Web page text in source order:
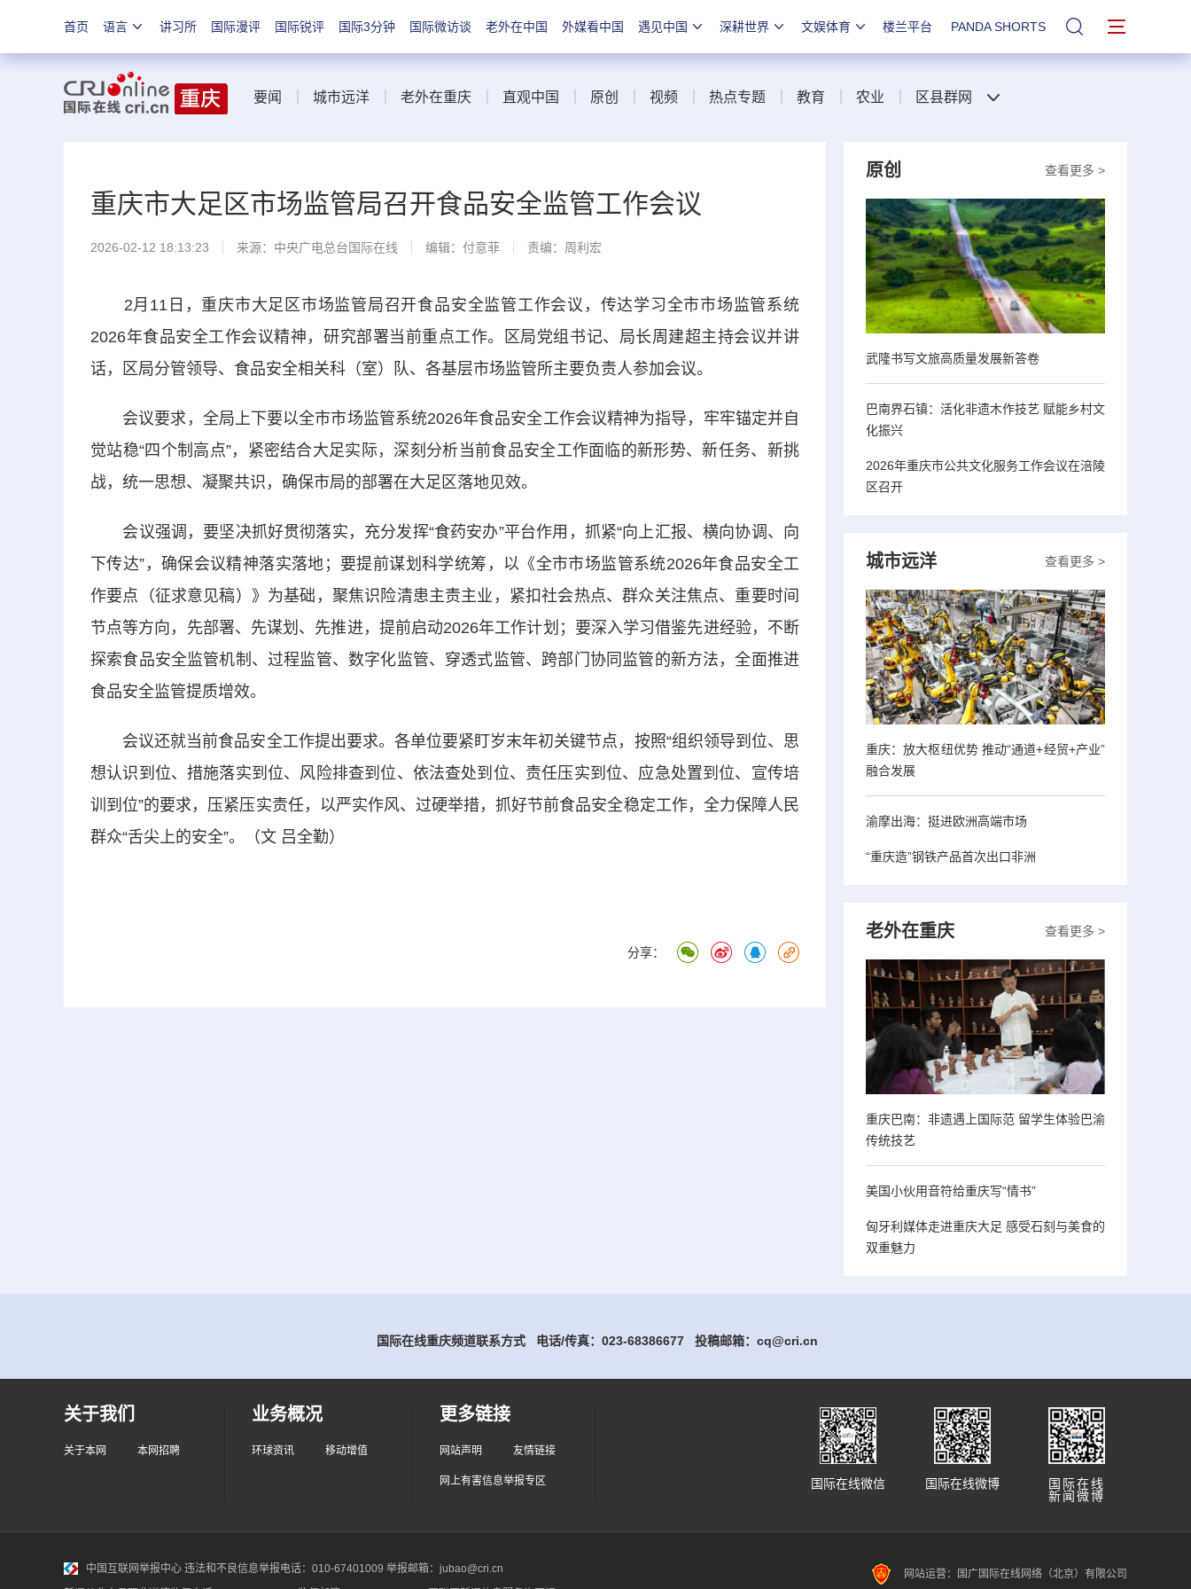
首页 语言 讲习所 国际漫评 国际锐评 国际3分钟 国际微访谈 老外在中国 外媒看中国 遇见中国 深耕世界 文娱体育 楼兰平台 PANDA SHORTS 站内搜索
要闻 城市远洋 老外在重庆 直观中国 原创 视频 热点专题 教育 农业 区县群网
重庆市大足区市场监管局召开食品安全监管工作会议
2026-02-12 18:13:23 来源：中央广电总台国际在线 编辑：付意菲 责编：周利宏
2月11日，重庆市大足区市场监管局召开食品安全监管工作会议，传达学习全市市场监管系统
2026年食品安全工作会议精神，研究部署当前重点工作。区局党组书记、局长周建超主持会议并讲
话，区局分管领导、食品安全相关科（室）队、各基层市场监管所主要负责人参加会议。
会议要求，全局上下要以全市市场监管系统2026年食品安全工作会议精神为指导，牢牢锚定并自
觉站稳“四个制高点”，紧密结合大足实际，深刻分析当前食品安全工作面临的新形势、新任务、新挑
战，统一思想、凝聚共识，确保市局的部署在大足区落地见效。
会议强调，要坚决抓好贯彻落实，充分发挥“食药安办”平台作用，抓紧“向上汇报、横向协调、向
下传达”，确保会议精神落实落地；要提前谋划科学统筹，以《全市市场监管系统2026年食品安全工
作要点（征求意见稿）》为基础，聚焦识险清患主责主业，紧扣社会热点、群众关注焦点、重要时间
节点等方向，先部署、先谋划、先推进，提前启动2026年工作计划；要深入学习借鉴先进经验，不断
探索食品安全监管机制、过程监管、数字化监管、穿透式监管、跨部门协同监管的新方法，全面推进
食品安全监管提质增效。
会议还就当前食品安全工作提出要求。各单位要紧盯岁末年初关键节点，按照“组织领导到位、思
想认识到位、措施落实到位、风险排查到位、依法查处到位、责任压实到位、应急处置到位、宣传培
训到位”的要求，压紧压实责任，以严实作风、过硬举措，抓好节前食品安全稳定工作，全力保障人民
群众“舌尖上的安全”。（文 吕全勤）
分享：
查看更多 >
原创
武隆书写文旅高质量发展新答卷
巴南界石镇：活化非遗木作技艺 赋能乡村文
化振兴
2026年重庆市公共文化服务工作会议在涪陵
区召开
查看更多 >
城市远洋
重庆：放大枢纽优势 推动“通道+经贸+产业”
融合发展
渝摩出海：挺进欧洲高端市场
“重庆造”钢铁产品首次出口非洲
查看更多 >
老外在重庆
重庆巴南：非遗遇上国际范 留学生体验巴渝
传统技艺
美国小伙用音符给重庆写“情书”
匈牙利媒体走进重庆大足 感受石刻与美食的
双重魅力
国际在线重庆频道联系方式 电话/传真：023-68386677 投稿邮箱：cq@cri.cn
关于我们
关于本网 本网招聘
业务概况
环球资讯 移动增值
更多链接
网站声明 友情链接
网上有害信息举报专区
国际在线
新闻微博
国际在线微博
国际在线微信
中国互联网举报中心 违法和不良信息举报电话：010-67401009 举报邮箱：jubao@cri.cn
网站运营：国广国际在线网络（北京）有限公司